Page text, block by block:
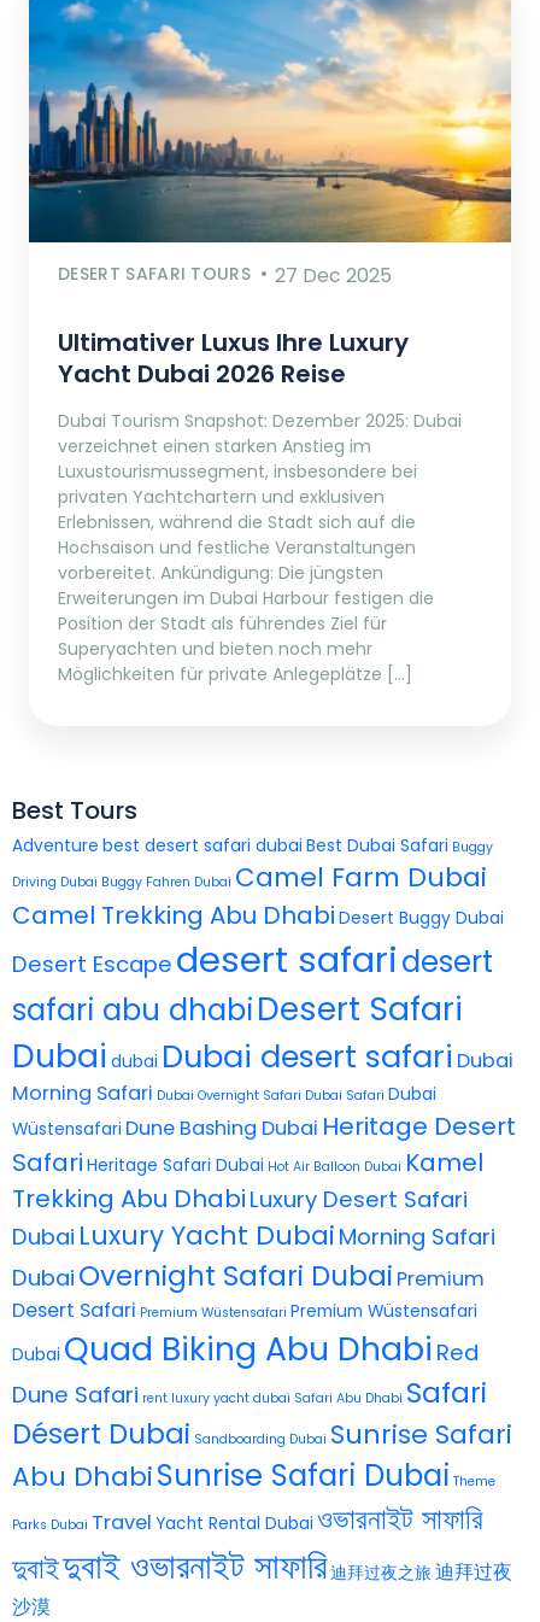
DESERT SAFARI TOURS 27 Dec 2025
Ultimativer Luxus Ihre Luxury
Yacht Dubai 2026 Reise
Dubai Tourism Snapshot: Dezember 2025: Dubai
verzeichnet einen starken Anstieg im
Luxustourismussegment, insbesondere bei
privaten Yachtchartern und exklusiven
Erlebnissen, während die Stadt sich auf die
Hochsaison und festliche Veranstaltungen
vorbereitet. Ankündigung: Die jüngsten
Erweiterungen im Dubai Harbour festigen die
Position der Stadt als führendes Ziel für
Superyachten und bieten noch mehr
Möglichkeiten für private Anlegeplätze […]
Best Tours
Adventure best desert safari dubai Best Dubai Safari Buggy
Driving Dubai Buggy Fahren Dubai Camel Farm Dubai
Camel Trekking Abu Dhabi Desert Buggy Dubai
Desert Escape desert safaridesert
safari abu dhabiDesert Safari
Dubai dubai Dubai desert safari Dubai
Morning Safari Dubai Overnight Safari Dubai Safari Dubai
Wüstensafari Dune Bashing Dubai Heritage Desert
Safari Heritage Safari Dubai Hot Air Balloon Dubai Kamel
Trekking Abu Dhabi Luxury Desert Safari
Dubai Luxury Yacht Dubai Morning Safari
Dubai Overnight Safari Dubai Premium
Desert Safari Premium Wüstensafari Premium Wüstensafari
Dubai Quad Biking Abu Dhabi Red
Dune Safari rent luxury yacht dubai Safari Abu Dhabi Safari
Désert Dubai Sandboarding Dubai Sunrise Safari
Abu DhabiSunrise Safari Dubai Theme
Parks Dubai Travel Yacht Rental Dubai ওভারনাইট সাফারি
দুবাইদুবাই ওভারনাইট সাফারি迪拜过夜之旅迪拜过夜
沙漠